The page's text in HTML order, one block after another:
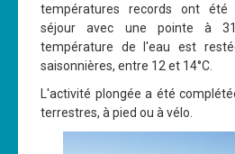
températures records ont été
séjour avec une pointe à
température de l'eau est
saisonnières, entre 12 et 14°C.
L'activité plongée a été
terrestres, à pied ou à vélo.